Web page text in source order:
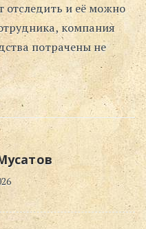
отследить и её можно
компания
потрачены не